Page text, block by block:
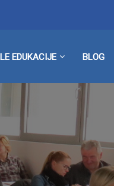
EDUKACIJE BLOG